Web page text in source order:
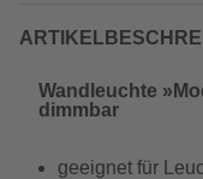
Wandleuchte
dimmbar
geeignet für